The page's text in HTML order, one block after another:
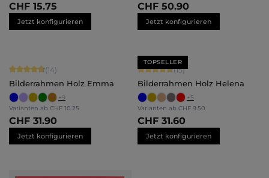
CHF 15.75
Jetzt konfigurieren
CHF 50.90
Jetzt konfigurieren
Durchschnittliche Bewertung von 4.86 von 5 Sternen
(14)
Bilderrahmen Holz Emma
+9
Varianten ab CHF 10.25
CHF 31.90
Jetzt konfigurieren
TOPSELLER
Durchschnittliche Bewertung von
(15)
Bilderrahmen Holz Helena
+5
Varianten ab CHF 9.50
CHF 31.60
Jetzt konfigurieren